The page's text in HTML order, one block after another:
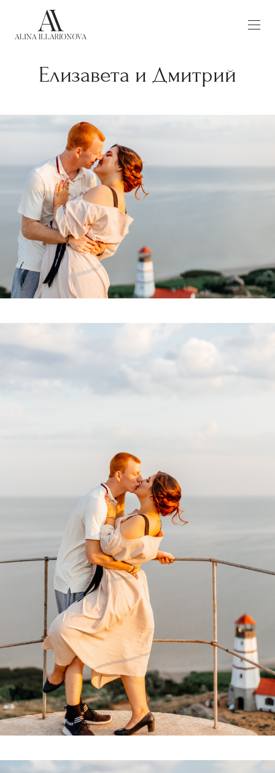
Елизавета и Дмитрий